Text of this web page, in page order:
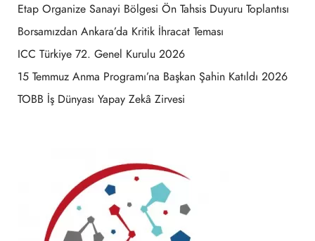
Etap Organize Sanayi Bölgesi Ön Tahsis Duyuru Toplantısı
Borsamızdan Ankara’da Kritik İhracat Teması
ICC Türkiye 72. Genel Kurulu 2026
15 Temmuz Anma Programı’na Başkan Şahin Katıldı 2026
TOBB İş Dünyası Yapay Zekâ Zirvesi